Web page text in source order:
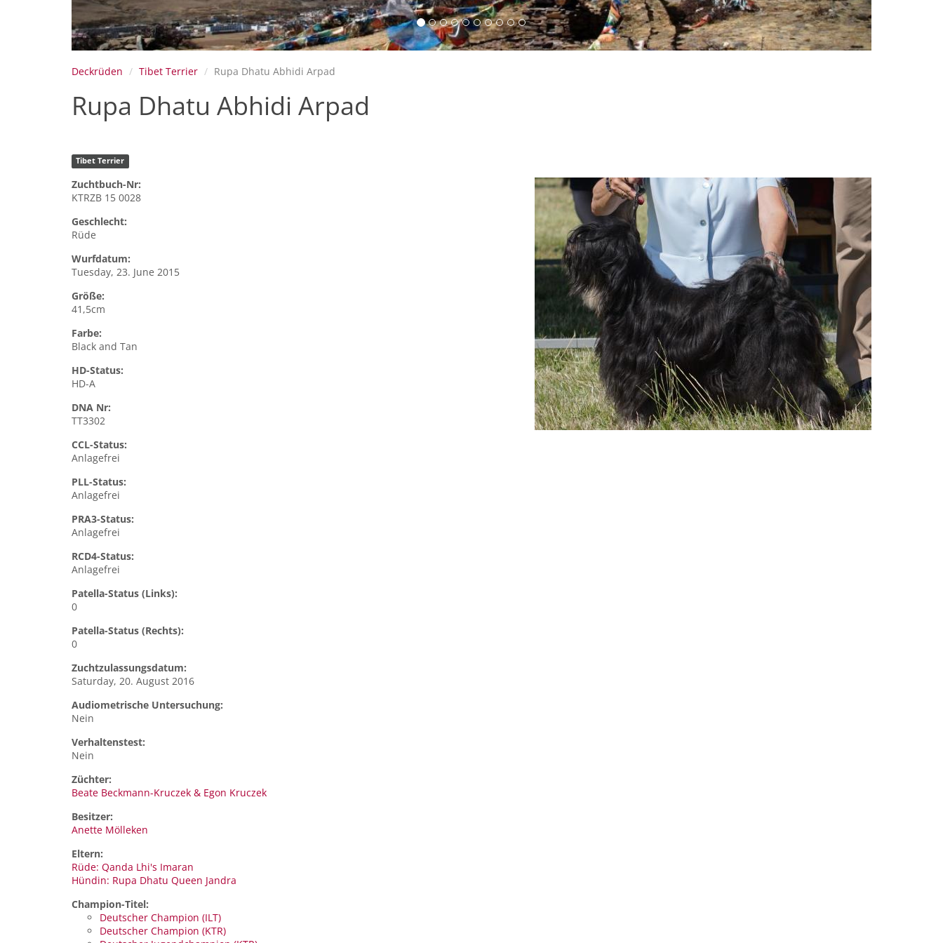
Deckrüden Tibet Terrier Rupa Dhatu Abhidi Arpad
Rupa Dhatu Abhidi Arpad
Tibet Terrier
Zuchtbuch-Nr:
KTRZB 15 0028
Geschlecht:
Rüde
Wurfdatum:
Tuesday, 23. June 2015
Größe:
41,5cm
Farbe:
Black and Tan
HD-Status:
HD-A
DNA Nr:
TT3302
CCL-Status:
Anlagefrei
PLL-Status:
Anlagefrei
PRA3-Status:
Anlagefrei
RCD4-Status:
Anlagefrei
Patella-Status (Links):
0
Patella-Status (Rechts):
0
Zuchtzulassungsdatum:
Saturday, 20. August 2016
Audiometrische Untersuchung:
Nein
Verhaltenstest:
Nein
Züchter:
Beate Beckmann-Kruczek & Egon Kruczek
Besitzer:
Anette Mölleken
Eltern:
Rüde: Qanda Lhi's Imaran
Hündin: Rupa Dhatu Queen Jandra
Champion-Titel:
Deutscher Champion (ILT)
Deutscher Champion (KTR)